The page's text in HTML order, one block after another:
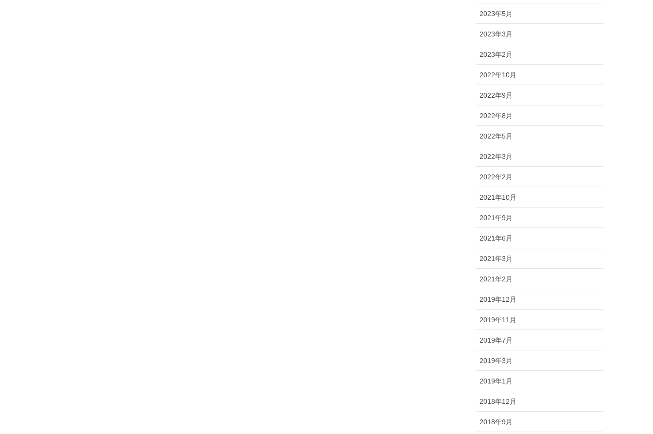
2023年5月
2023年3月
2023年2月
2022年10月
2022年9月
2022年8月
2022年5月
2022年3月
2022年2月
2021年10月
2021年9月
2021年6月
2021年3月
2021年2月
2019年12月
2019年11月
2019年7月
2019年3月
2019年1月
2018年12月
2018年9月